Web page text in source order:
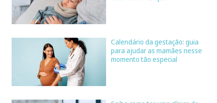
Calendário da gestação: guia
para ajudar as mamães nesse
momento tão especial